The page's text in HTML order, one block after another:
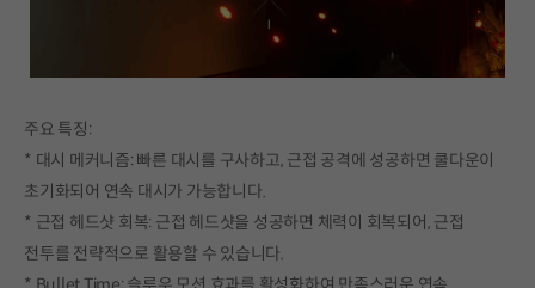
주요 특징:
* 대시 메커니즘: 빠른 대시를 구사하고, 근접 공격에 성공하면 쿨다운이
초기화되어 연속 대시가 가능합니다.
* 근접 헤드샷 회복: 근접 헤드샷을 성공하면 체력이 회복되어, 근접
전투를 전략적으로 활용할 수 있습니다.